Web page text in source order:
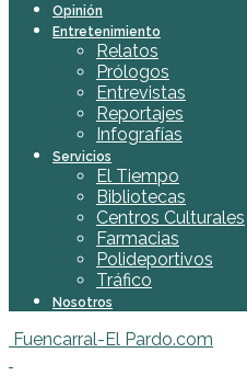
Opinión
Entretenimiento
Relatos
Prólogos
Entrevistas
Reportajes
Infografías
Servicios
El Tiempo
Bibliotecas
Centros Culturales
Farmacias
Polideportivos
Tráfico
Nosotros
Fuencarral-El Pardo.com